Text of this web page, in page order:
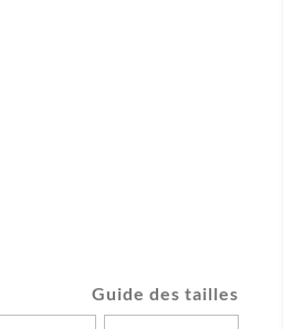
Guide des tailles